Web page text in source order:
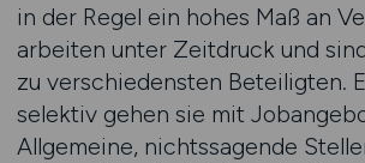
in der Regel ein hohes Maß an
arbeiten unter Zeitdruck und
zu verschiedensten Beteiligten.
selektiv gehen sie mit
Allgemeine, nichtssagende